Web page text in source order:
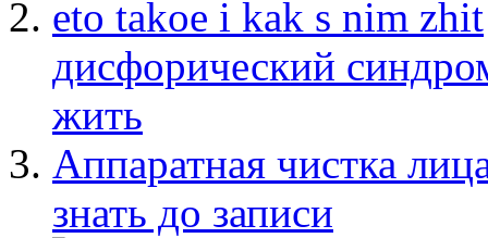
дисфорический
жить
Аппаратная чистка
знать до записи